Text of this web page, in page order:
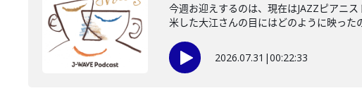
今週お迎えするのは、現在はJAZZピアニ
米した大江さんの目にはどのように映った
2026.07.31 |00:22:33